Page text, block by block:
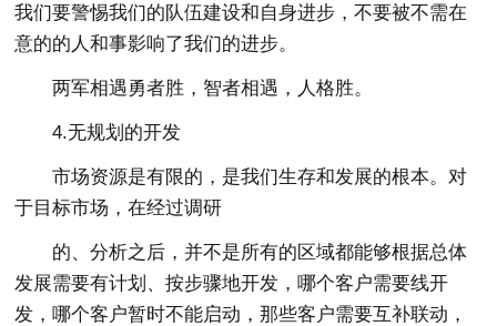
我们要警惕我们的队伍建设和自身进步，不要被不需在
意的的人和事影响了我们的进步。
两军相遇勇者胜，智者相遇，人格胜。
4.无规划的开发
市场资源是有限的，是我们生存和发展的根本。对
于目标市场，在经过调研
的、分析之后，并不是所有的区域都能够根据总体
发展需要有计划、按步骤地开发，哪个客户需要线开
发，哪个客户暂时不能启动，那些客户需要互补联动，